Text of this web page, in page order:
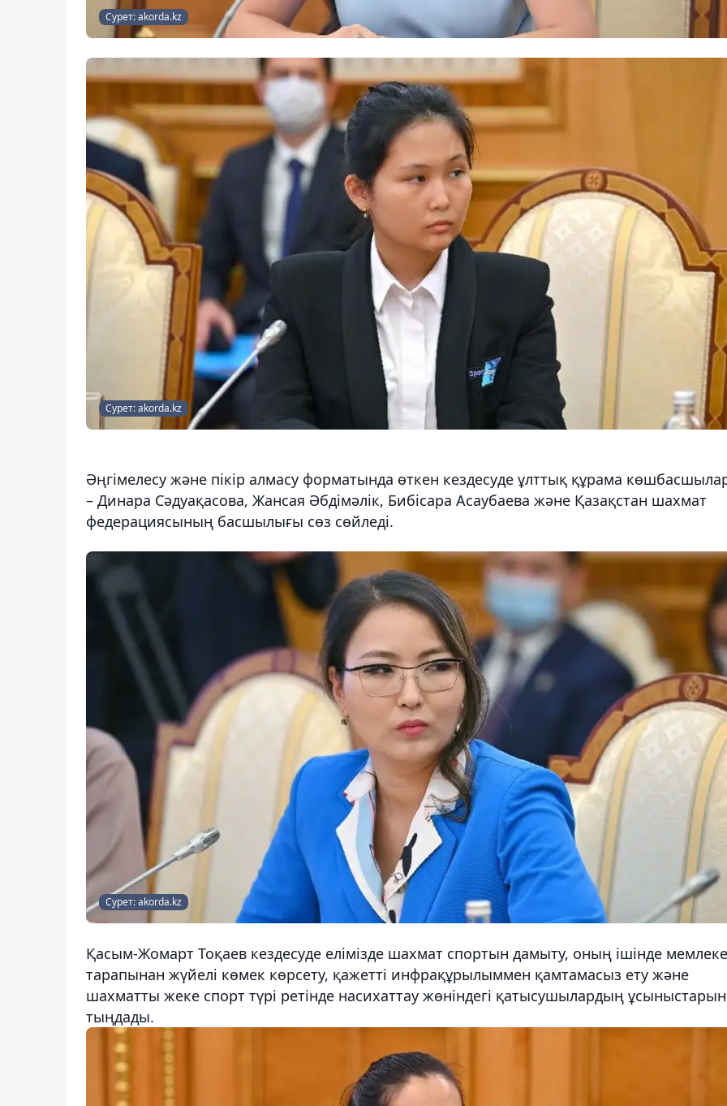
Сурет: akorda.kz
Сурет: akorda.kz
Әңгімелесу және пікір алмасу форматында өткен кездесуде ұлттық құрама
– Динара Сәдуақасова, Жансая Әбдімәлік, Бибісара Асаубаева және Қазақстан шахмат
федерациясының басшылығы сөз сөйледі.
Сурет: akorda.kz
Қасым-Жомарт Тоқаев кездесуде елімізде шахмат спортын дамыту, оның ішінде
тарапынан жүйелі көмек көрсету, қажетті инфрақұрылыммен қамтамасыз ету және
шахматты жеке спорт түрі ретінде насихаттау жөніндегі қатысушылардың ұсыныстарын
тыңдады.